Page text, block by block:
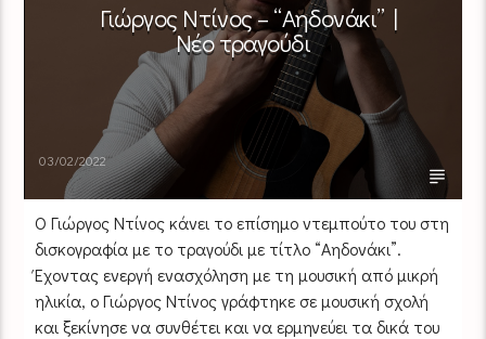
Γιώργος Ντίνος – “Αηδονάκι” |
Νέο τραγούδι
03/02/2022
Ο Γιώργος Ντίνος κάνει το επίσημο ντεμπούτο του στη
δισκογραφία με το τραγούδι με τίτλο “Αηδονάκι”.
Έχοντας ενεργή ενασχόληση με τη μουσική από μικρή
ηλικία, ο Γιώργος Ντίνος γράφτηκε σε μουσική σχολή
και ξεκίνησε να συνθέτει και να ερμηνεύει τα δικά του